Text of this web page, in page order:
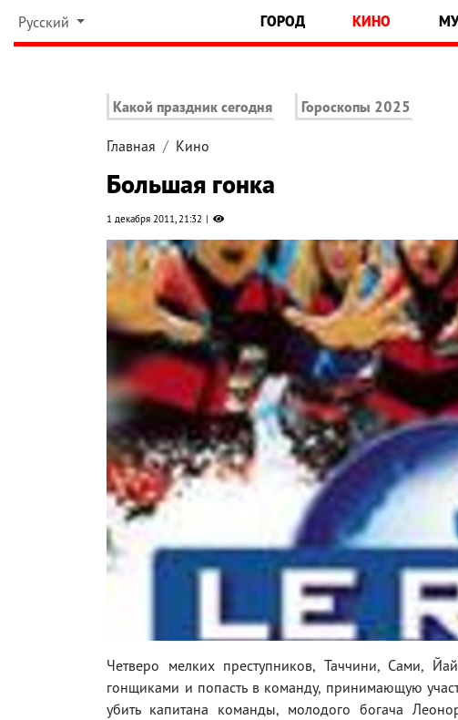
Русский ГОРОД КИНО
Какой праздник сегодня Гороскопы 2025
Главная Кино
Большая гонка
1 декабря 2011, 21:32
Четверо мелких преступников, Таччини, Сами,
гонщиками и попасть в команду, принимающую
убить капитана команды, молодого богача